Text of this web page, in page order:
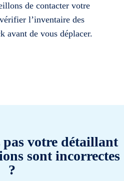
de contacter votre
l’inventaire des
avant de vous déplacer.
pas votre détaillant
sont incorrectes
?